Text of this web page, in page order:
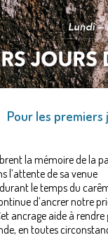
Pour les premiers
la mémoire de la
l’attente de sa venue
le temps du
d’ancrer notre
ancrage aide à rendre
en toutes